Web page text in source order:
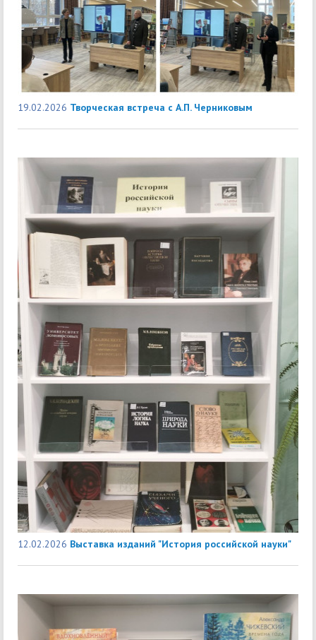
19.02.2026 Творческая встреча с А.П. Черниковым
12.02.2026 Выставка изданий "История российской науки"